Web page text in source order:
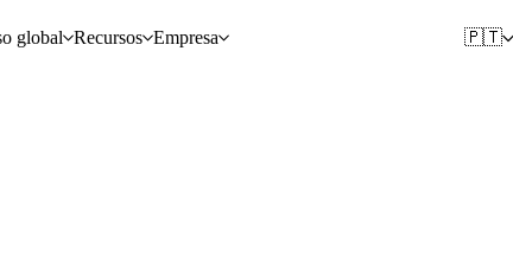
global Recursos Empresa 🇵🇹